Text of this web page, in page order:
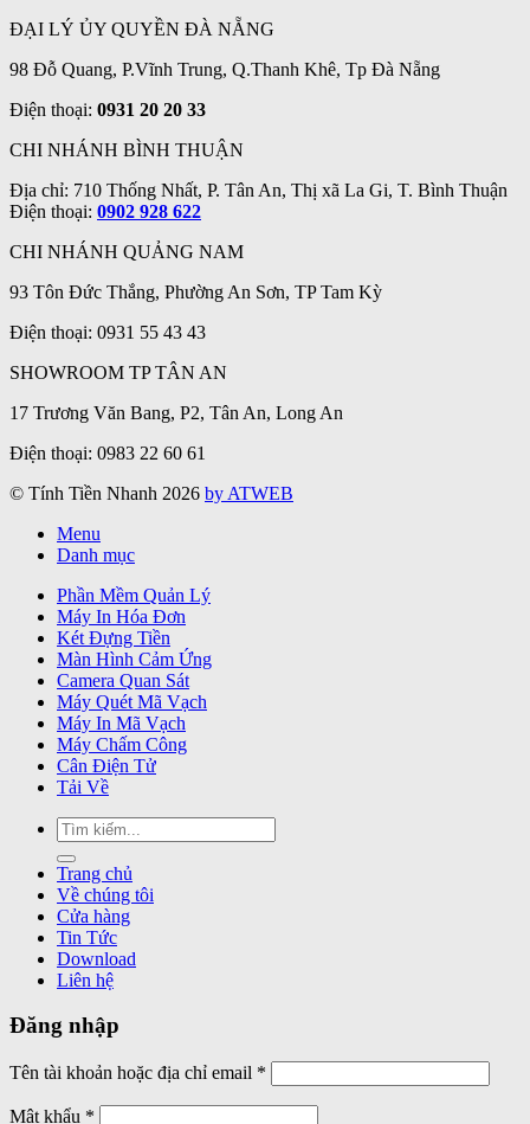
ĐẠI LÝ ỦY QUYỀN ĐÀ NẴNG
98 Đỗ Quang, P.Vĩnh Trung, Q.Thanh Khê, Tp Đà Nẵng
Điện thoại: 0931 20 20 33
CHI NHÁNH BÌNH THUẬN
Địa chỉ: 710 Thống Nhất, P. Tân An, Thị xã La Gi, T. Bình Thuận
Điện thoại: 0902 928 622
CHI NHÁNH QUẢNG NAM
93 Tôn Đức Thắng, Phường An Sơn, TP Tam Kỳ
Điện thoại: 0931 55 43 43
SHOWROOM TP TÂN AN
17 Trương Văn Bang, P2, Tân An, Long An
Điện thoại: 0983 22 60 61
© Tính Tiền Nhanh 2026 by ATWEB
Menu
Danh mục
Phần Mềm Quản Lý
Máy In Hóa Đơn
Két Đựng Tiền
Màn Hình Cảm Ứng
Camera Quan Sát
Máy Quét Mã Vạch
Máy In Mã Vạch
Máy Chấm Công
Cân Điện Tử
Tải Về
Tìm
kiếm:
Trang chủ
Về chúng tôi
Cửa hàng
Tin Tức
Download
Liên hệ
Đăng nhập
Tên tài khoản hoặc địa chỉ email *
buộc
Mật khẩu *